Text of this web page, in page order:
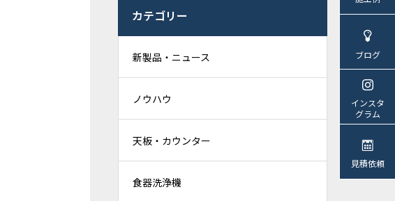
カテゴリー
新製品・ニュース
ノウハウ
天板・カウンター
食器洗浄機
ブログ
インスタ
グラム
見積依頼